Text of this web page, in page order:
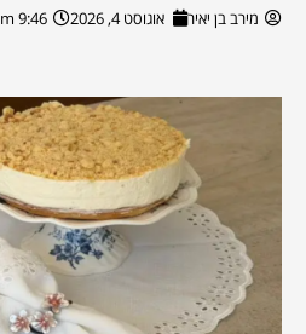
מירב בן יאיר אוגוסט 4, 2026 9:46 pm